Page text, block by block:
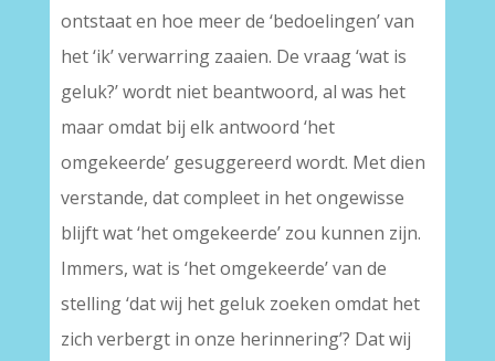
ontstaat en hoe meer de ‘bedoelingen’ van
het ‘ik’ verwarring zaaien. De vraag ‘wat is
geluk?’ wordt niet beantwoord, al was het
maar omdat bij elk antwoord ‘het
omgekeerde’ gesuggereerd wordt. Met dien
verstande, dat compleet in het ongewisse
blijft wat ‘het omgekeerde’ zou kunnen zijn.
Immers, wat is ‘het omgekeerde’ van de
stelling ‘dat wij het geluk zoeken omdat het
zich verbergt in onze herinnering’? Dat wij